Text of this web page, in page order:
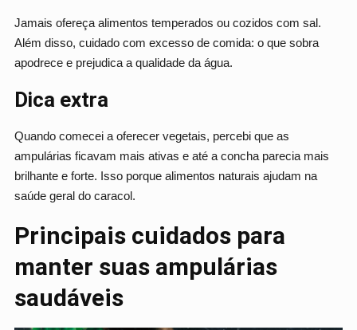
Jamais ofereça alimentos temperados ou cozidos com sal.
Além disso, cuidado com excesso de comida: o que sobra
apodrece e prejudica a qualidade da água.
Dica extra
Quando comecei a oferecer vegetais, percebi que as
ampulárias ficavam mais ativas e até a concha parecia mais
brilhante e forte. Isso porque alimentos naturais ajudam na
saúde geral do caracol.
Principais cuidados para
manter suas ampulárias
saudáveis